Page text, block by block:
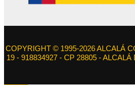
COPYRIGHT © 1995-2026 ALCALÁ
19 - 918834927 - CP 28805 -